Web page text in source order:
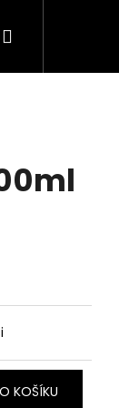
Balení
Nákupní
KOŠÍKU